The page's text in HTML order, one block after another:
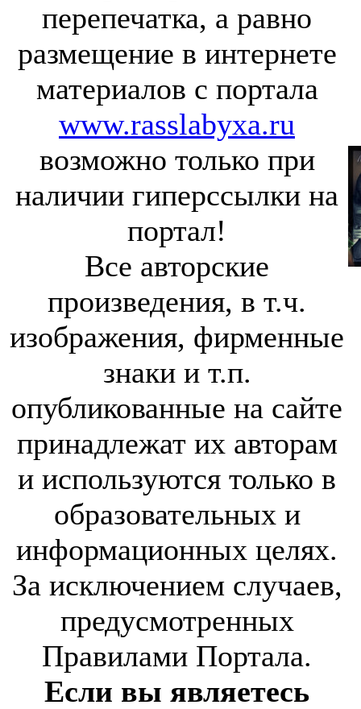
перепечатка, а равно
размещение в интернете
материалов с портала
www.rasslabyxa.ru
возможно только при
наличии гиперссылки на
портал!
Все авторские
произведения, в т.ч.
изображения, фирменные
знаки и т.п.
опубликованные на сайте
принадлежат их авторам
и используются только в
образовательных и
информационных целях.
За исключением случаев,
предусмотренных
Правилами Портала.
Если вы являетесь